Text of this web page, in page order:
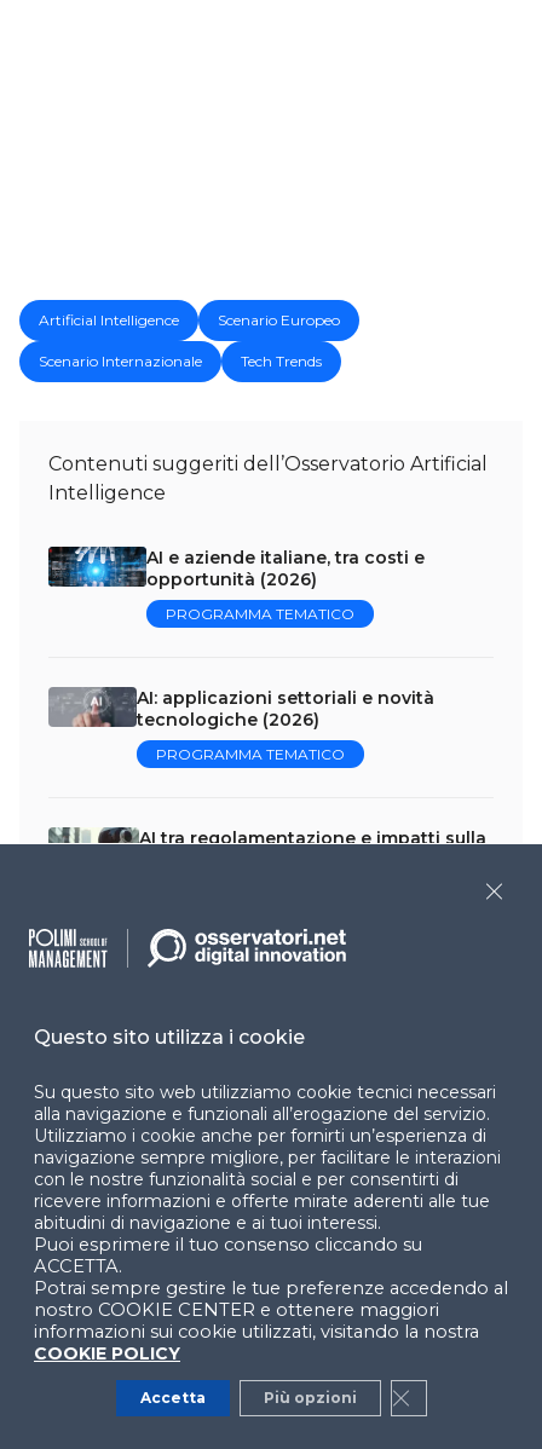
Artificial Intelligence Scenario Europeo
Scenario Internazionale Tech Trends
Contenuti suggeriti dell’Osservatorio Artificial
Intelligence
AI e aziende italiane, tra costi e
opportunità (2026)
PROGRAMMA TEMATICO
AI: applicazioni settoriali e novità
tecnologiche (2026)
PROGRAMMA TEMATICO
AI tra regolamentazione e impatti sulla
WEBINAR
Costi e benefici dell’AI: quando
conviene davvero?
WEBINAR
Data Protection
WEBINAR
Per un’Intelligenza Artificiale affidabile: i
principi e l’importanza dell’etica
Questo sito utilizza i cookie
Su questo sito web utilizziamo cookie tecnici necessari
alla navigazione e funzionali all’erogazione del servizio.
Utilizziamo i cookie anche per fornirti un’esperienza di
navigazione sempre migliore, per facilitare le interazioni
con le nostre funzionalità social e per consentirti di
ricevere informazioni e offerte mirate aderenti alle tue
abitudini di navigazione e ai tuoi interessi.
Puoi esprimere il tuo consenso cliccando su
ACCETTA.
Potrai sempre gestire le tue preferenze accedendo al
nostro COOKIE CENTER e ottenere maggiori
informazioni sui cookie utilizzati, visitando la nostra
COOKIE POLICY
Accetta Più opzioni Close GDPR